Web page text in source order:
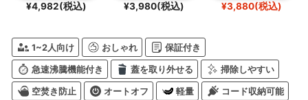
¥4,982(税込) ¥3,980(税込) ¥3,880(税込)
1~2人向け おしゃれ 保証付き
急速沸騰機能付き 蓋を取り外せる 掃除しやすい
空焚き防止 オートオフ 軽量 コード収納可能